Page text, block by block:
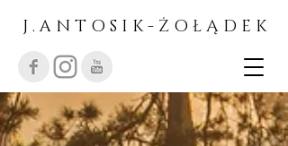
J . A N T O S I K - Ż O Ł Ą D E K